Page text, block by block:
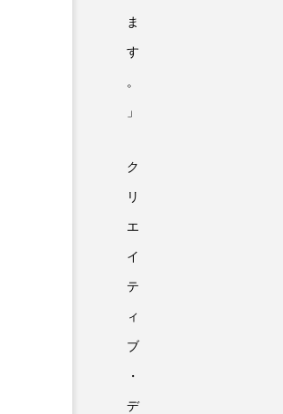
ま
す
。
」
ク
リ
エ
イ
テ
ィ
ブ
・
デ